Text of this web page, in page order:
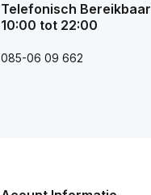
Telefonisch Bereikbaar
10:00 tot 22:00
085-06 09 662